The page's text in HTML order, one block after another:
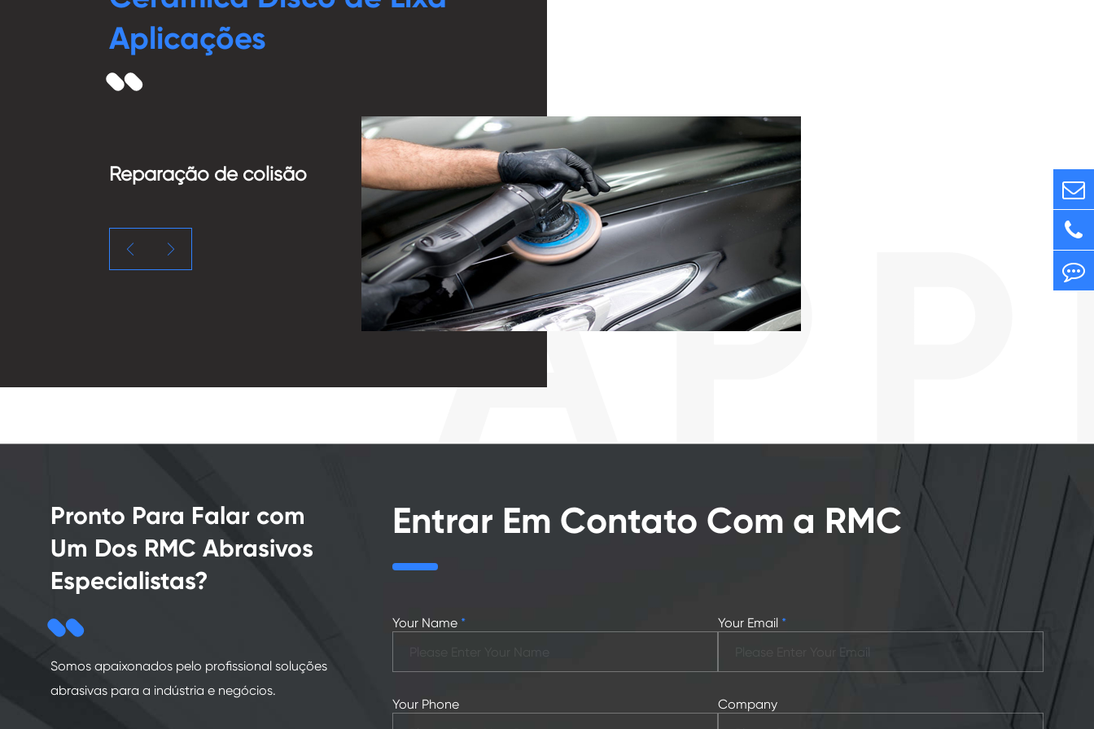
Aplicações
Reparação de colisão
 
Pronto Para Falar com
Um Dos RMC Abrasivos
Especialistas?
Somos apaixonados pelo profissional soluções
abrasivas para a indústria e negócios.
Entrar Em Contato Com a RMC
Your Name * Your Email *
Your Phone Company